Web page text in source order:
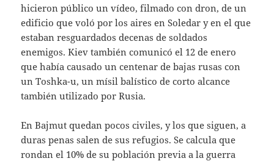
hicieron público un vídeo, filmado con dron, de un
edificio que voló por los aires en Soledar y en el que
estaban resguardados decenas de soldados
enemigos. Kiev también comunicó el 12 de enero
que había causado un centenar de bajas rusas con
un Toshka-u, un mísil balístico de corto alcance
también utilizado por Rusia.
En Bajmut quedan pocos civiles, y los que siguen, a
duras penas salen de sus refugios. Se calcula que
rondan el 10% de su población previa a la guerra